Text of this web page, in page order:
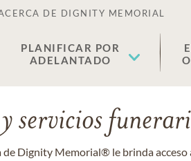
DE DIGNITY MEMORIAL
PLANIFICAR POR
ADELANTADO
servicios
Dignity Memorial® le brinda